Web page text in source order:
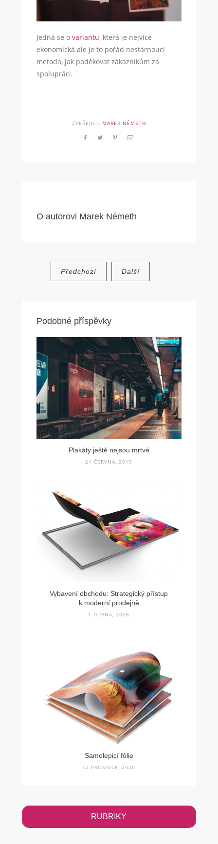
Jedná se o variantu, která je nejvíce
ekonomická ale je to pořád nestárnoucí
metoda, jak poděkovat zákazníkům za
spolupráci.
ZVEŘEJNIL MAREK NÉMETH
O autorovi Marek Németh
NavigacePředchozí Další
Podobné příspěvky
Plakáty ještě nejsou mrtvé
21 ČERVNA, 2019
Vybavení obchodu: Strategický přístup
k moderní prodejně
1 DUBNA, 2026
Samolepicí fólie
12 PROSINCE, 2020
RUBRIKY